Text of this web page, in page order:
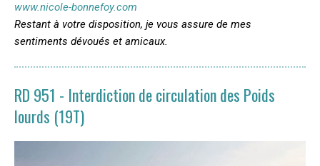
www.nicole-bonnefoy.com
Restant à votre disposition, je vous assure de mes
sentiments dévoués et amicaux.
RD 951 - Interdiction de circulation des Poids
lourds (19T)